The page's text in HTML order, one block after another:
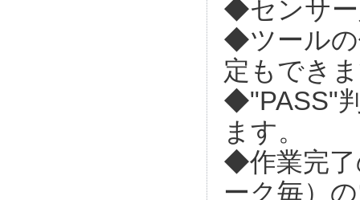
◆センサー
◆ツールの
定もでき
◆"PASS"
ます。
◆作業完了
ーク毎）